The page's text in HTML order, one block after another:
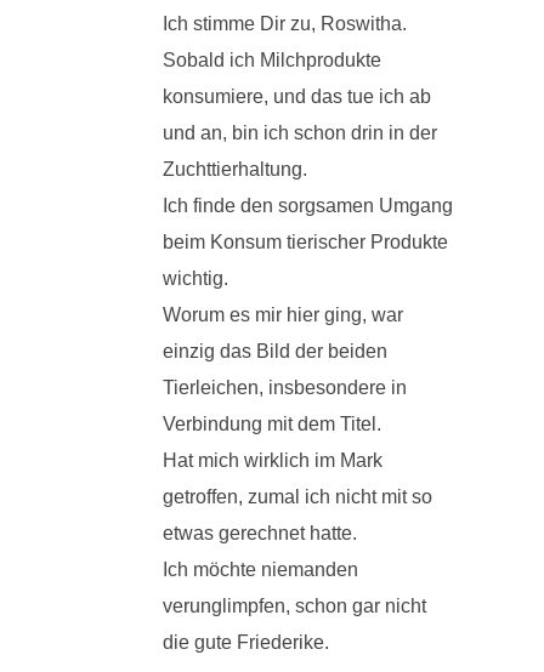
Ich stimme Dir zu, Roswitha.
Sobald ich Milchprodukte
konsumiere, und das tue ich ab
und an, bin ich schon drin in der
Zuchttierhaltung.
Ich finde den sorgsamen Umgang
beim Konsum tierischer Produkte
wichtig.
Worum es mir hier ging, war
einzig das Bild der beiden
Tierleichen, insbesondere in
Verbindung mit dem Titel.
Hat mich wirklich im Mark
getroffen, zumal ich nicht mit so
etwas gerechnet hatte.
Ich möchte niemanden
verunglimpfen, schon gar nicht
die gute Friederike.